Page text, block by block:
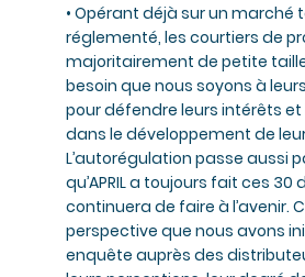
• Opérant déjà sur un marché
réglementé, les courtiers de
majoritairement de petite
besoin que nous soyons à
pour défendre leurs intérêts
dans le développement de
L’autorégulation passe aussi
qu’APRIL a toujours fait ces
continuera de faire à l’avenir.
perspective que nous avons
enquête auprès des